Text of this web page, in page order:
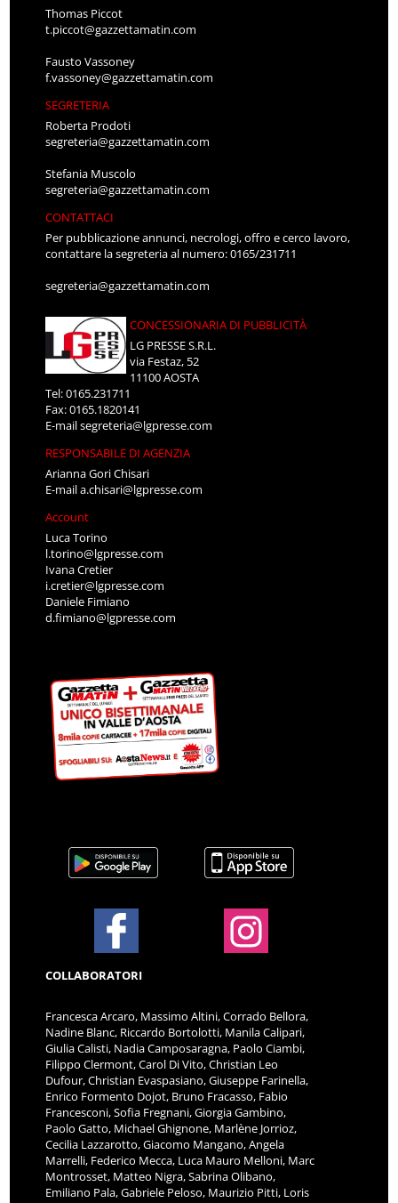
Thomas Piccot
t.piccot@gazzettamatin.com
Fausto Vassoney
f.vassoney@gazzettamatin.com
SEGRETERIA
Roberta Prodoti
segreteria@gazzettamatin.com
Stefania Muscolo
segreteria@gazzettamatin.com
CONTATTACI
Per pubblicazione annunci, necrologi, offro e cerco lavoro,
contattare la segreteria al numero: 0165/231711
segreteria@gazzettamatin.com
CONCESSIONARIA DI PUBBLICITÀ
LG PRESSE S.R.L.
via Festaz, 52
11100 AOSTA
Tel: 0165.231711
Fax: 0165.1820141
E-mailsegreteria@lgpresse.com
RESPONSABILE DI AGENZIA
Arianna Gori Chisari
E-maila.chisari@lgpresse.com
Account
Luca Torino
l.torino@lgpresse.com
Ivana Cretier
i.cretier@lgpresse.com
Daniele Fimiano
d.fimiano@lgpresse.com
COLLABORATORI
Francesca Arcaro, Massimo Altini, Corrado Bellora,
Nadine Blanc, Riccardo Bortolotti, Manila Calipari,
Giulia Calisti, Nadia Camposaragna, Paolo Ciambi,
Filippo Clermont, Carol Di Vito, Christian Leo
Dufour, Christian Evaspasiano, Giuseppe Farinella,
Enrico Formento Dojot, Bruno Fracasso, Fabio
Francesconi, Sofia Fregnani, Giorgia Gambino,
Paolo Gatto, Michael Ghignone, Marlène Jorrioz,
Cecilia Lazzarotto, Giacomo Mangano, Angela
Marrelli, Federico Mecca, Luca Mauro Melloni, Marc
Montrosset, Matteo Nigra, Sabrina Olibano,
Emiliano Pala, Gabriele Peloso, Maurizio Pitti, Loris